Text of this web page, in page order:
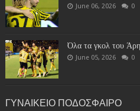
June 06, 2026 0
Όλα τα γκολ του
June 05, 2026 0
ΓΥΝΑΙΚΕΙΟ ΠΟΔΟΣΦΑΙΡΟ